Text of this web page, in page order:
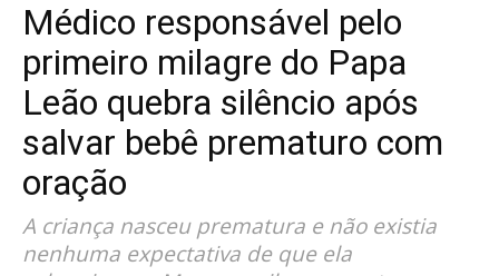
Médico responsável pelo
primeiro milagre do Papa
Leão quebra silêncio após
salvar bebê prematuro com
oração
A criança nasceu prematura e não existia
nenhuma expectativa de que ela